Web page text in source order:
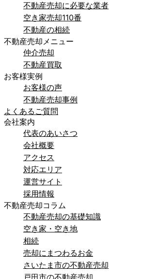
不動産売却に必要な業者
空き家売却110番
不動産の相続
不動産売却メニュー
仲介売却
不動産買取
お客様実例
お客様の声
不動産売却事例
よくあるご質問
会社案内
代表のあいさつ
会社概要
アクセス
対応エリア
運営サイト
採用情報
不動産売却コラム
不動産売却の基礎知識
空き家・空き地
相続
売却にまつわるお金
さいたま市の不動産売却